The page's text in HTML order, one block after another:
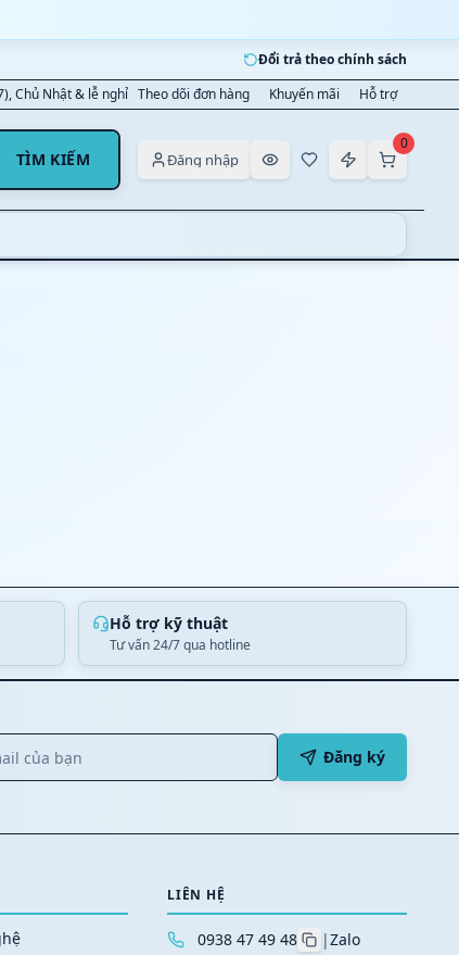
Đổi trả theo chính sách
Chủ Nhật & lễ nghỉ Theo dõi đơn hàng Khuyến mãi Hỗ trợ
TÌM KIẾM Đăng nhập
0
Hỗ trợ kỹ thuật
Tư vấn 24/7 qua hotline
Đăng ký
LIÊN HỆ
0938 47 49 48 |Zalo